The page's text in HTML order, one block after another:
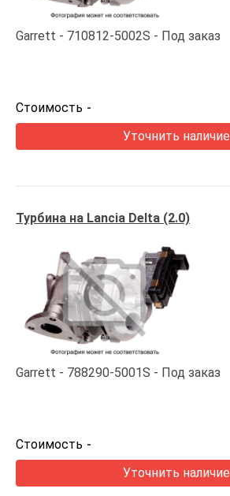
Garrett 710812-5002S Под заказ
Стоимость -
Уточнить наличие
Турбина на Lancia Delta (2.0)
Garrett 788290-5001S Под заказ
Стоимость -
Уточнить наличие